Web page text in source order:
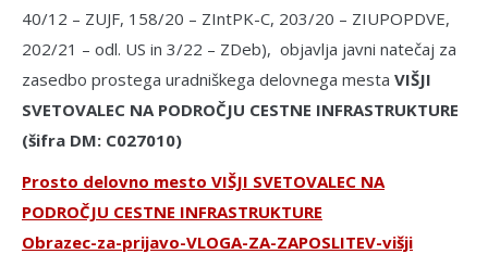
40/12 – ZUJF, 158/20 – ZIntPK-C, 203/20 – ZIUPOPDVE,
202/21 – odl. US in 3/22 – ZDeb), objavlja javni natečaj za
zasedbo prostega uradniškega delovnega mesta VIŠJI
SVETOVALEC NA PODROČJU CESTNE INFRASTRUKTURE
(šifra DM: C027010)
Prosto delovno mesto VIŠJI SVETOVALEC NA
PODROČJU CESTNE INFRASTRUKTURE
Obrazec-za-prijavo-VLOGA-ZA-ZAPOSLITEV-višji